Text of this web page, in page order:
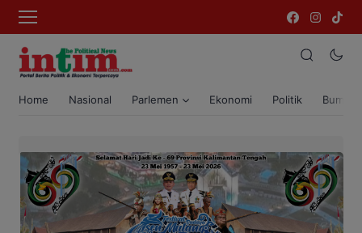
Home Nasional Parlemen Ekonomi Politik Bumi